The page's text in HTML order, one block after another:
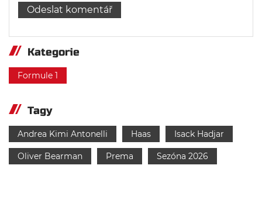
Kategorie
Formule 1
Tagy
Andrea Kimi Antonelli Haas Isack Hadjar
Oliver Bearman Prema Sezóna 2026